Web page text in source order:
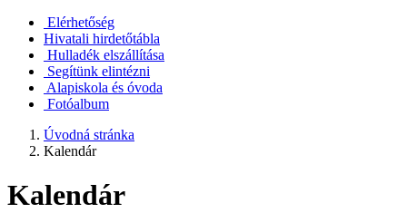
Elérhetőség
Hivatali hirdetőtábla
Hulladék elszállítása
Segítünk elintézni
Alapiskola és óvoda
Fotóalbum
Úvodná stránka
Kalendár
Kalendár